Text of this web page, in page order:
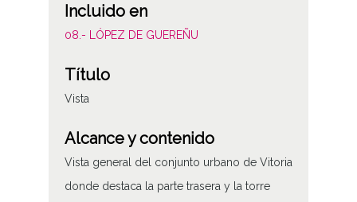
Incluido en
08.- LÓPEZ DE GUEREÑU
Título
Vista
Alcance y contenido
Vista general del conjunto urbano de Vitoria
donde destaca la parte trasera y la torre